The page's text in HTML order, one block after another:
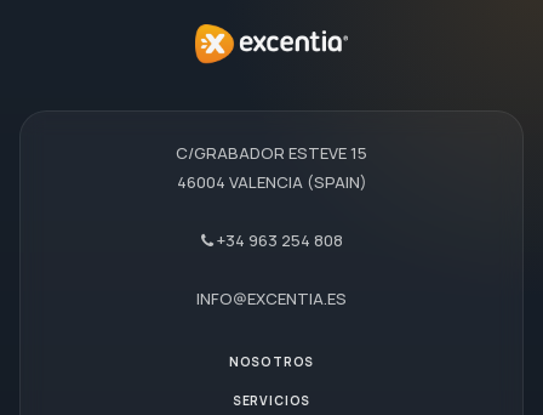
C/GRABADOR ESTEVE 15
46004 VALENCIA (SPAIN)
+34 963 254 808
INFO@EXCENTIA.ES
NOSOTROS
SERVICIOS